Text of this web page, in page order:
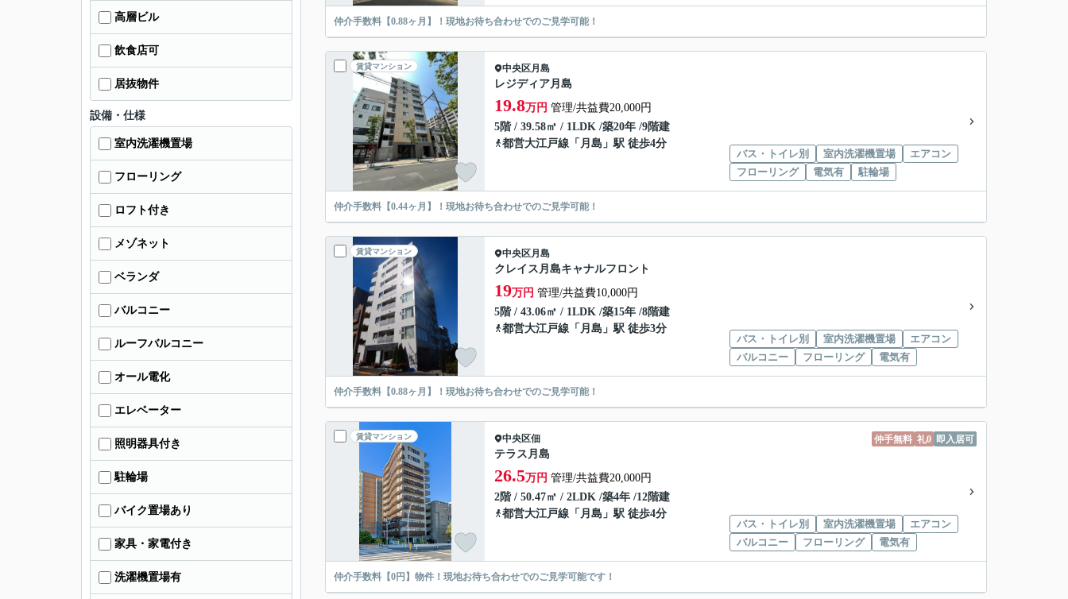
仲介手数料【0.88ヶ月】！現地お待ち合わせでのご見学可能！
賃貸マンション 中央区月島
レジディア月島
19.8万円 管理/共益費20,000円
5階 / 39.58㎡ / 1LDK /築20年 /9階建
都営大江戸線 「 月島 」駅 徒歩4分
バス・トイレ別
室内洗濯機置場
エアコン
フローリング
電気有 駐輪場
仲介手数料【0.44ヶ月】！現地お待ち合わせでのご見学可能！
賃貸マンション 中央区月島
クレイス月島キャナルフロント
19万円 管理/共益費10,000円
5階 / 43.06㎡ / 1LDK /築15年 /8階建
都営大江戸線 「 月島 」駅 徒歩3分
バス・トイレ別
室内洗濯機置場
エアコン
バルコニー
フローリング 電気有
仲介手数料【0.88ヶ月】！現地お待ち合わせでのご見学可能！
賃貸マンション 仲手無料 礼0 即入居可
中央区佃
テラス月島
26.5万円 管理/共益費20,000円
2階 / 50.47㎡ / 2LDK /築4年 /12階建
都営大江戸線 「 月島 」駅 徒歩4分
バス・トイレ別
室内洗濯機置場
エアコン
バルコニー
フローリング 電気有
仲介手数料【0円】物件！現地お待ち合わせでのご見学可能です！
高層ビル
飲食店可
居抜物件
設備・仕様
室内洗濯機置場
フローリング
ロフト付き
メゾネット
ベランダ
バルコニー
ルーフバルコニー
オール電化
エレベーター
照明器具付き
駐輪場
バイク置場あり
家具・家電付き
洗濯機置場有